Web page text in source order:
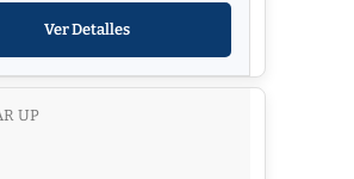
Ver Detalles